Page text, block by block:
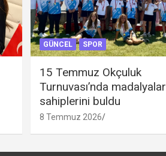
GÜNCEL SPOR
15 Temmuz Okçuluk
Turnuvası’nda madalyalar
sahiplerini buldu
8 Temmuz 2026